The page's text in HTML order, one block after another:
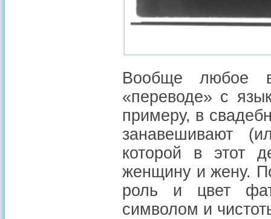
Вообще любое
«переводе» с
примеру, в
занавешивают
которой в этот
женщину и жену.
роль и цвет
символом и